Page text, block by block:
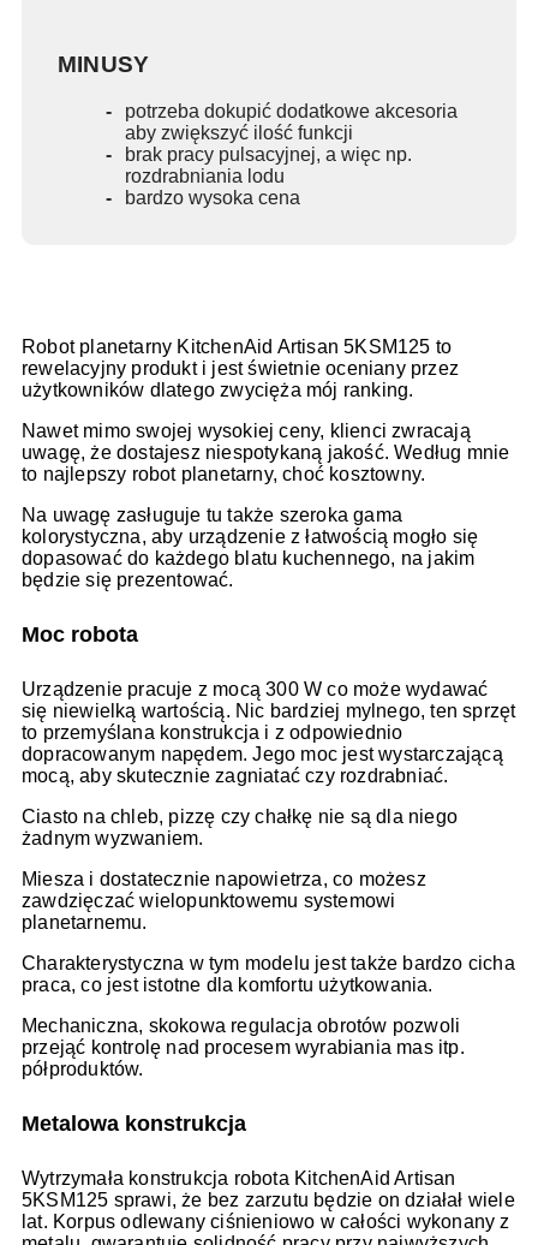
MINUSY
potrzeba dokupić dodatkowe akcesoria
aby zwiększyć ilość funkcji
brak pracy pulsacyjnej, a więc np.
rozdrabniania lodu
bardzo wysoka cena
Robot planetarny KitchenAid Artisan 5KSM125 to
rewelacyjny produkt i jest świetnie oceniany przez
użytkowników dlatego zwycięża mój ranking.
Nawet mimo swojej wysokiej ceny, klienci zwracają
uwagę, że dostajesz niespotykaną jakość. Według mnie
to najlepszy robot planetarny, choć kosztowny.
Na uwagę zasługuje tu także szeroka gama
kolorystyczna, aby urządzenie z łatwością mogło się
dopasować do każdego blatu kuchennego, na jakim
będzie się prezentować.
Moc robota
Urządzenie pracuje z mocą 300 W co może wydawać
się niewielką wartością. Nic bardziej mylnego, ten sprzęt
to przemyślana konstrukcja i z odpowiednio
dopracowanym napędem. Jego moc jest wystarczającą
mocą, aby skutecznie zagniatać czy rozdrabniać.
Ciasto na chleb, pizzę czy chałkę nie są dla niego
żadnym wyzwaniem.
Miesza i dostatecznie napowietrza, co możesz
zawdzięczać wielopunktowemu systemowi
planetarnemu.
Charakterystyczna w tym modelu jest także bardzo cicha
praca, co jest istotne dla komfortu użytkowania.
Mechaniczna, skokowa regulacja obrotów pozwoli
przejąć kontrolę nad procesem wyrabiania mas itp.
półproduktów.
Metalowa konstrukcja
Wytrzymała konstrukcja robota KitchenAid Artisan
5KSM125 sprawi, że bez zarzutu będzie on działał wiele
lat. Korpus odlewany ciśnieniowo w całości wykonany z